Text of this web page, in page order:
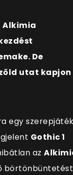
Alkimia
De
utat kapjon
egy
Gothic 1
az
börtönbüntetést